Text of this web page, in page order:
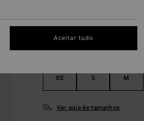
XS S M
Ver guia de tamanhos
Aceitar tudo